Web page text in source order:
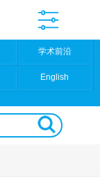
学术前沿
English